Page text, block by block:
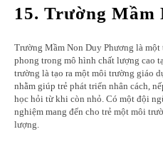
15. Trường Mầm
Trường Mầm Non Duy Phương là
phong trong mô hình chất lượng cao
trường là tạo ra một môi trường giáo
nhằm giúp trẻ phát triển nhân cách,
học hỏi từ khi còn nhỏ. Có một đội
nghiệm mang đến cho trẻ một môi
lượng.